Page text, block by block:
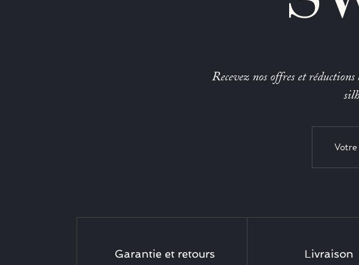
Recevez nos offres et
Garantie et retours Livraison